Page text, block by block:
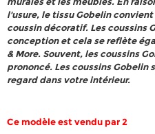
l'usure, le tissu Gobelin
coussin décoratif. Les coussins
conception et cela se reflète
& More. Souvent, les coussins
prononcé. Les coussins
regard dans votre intérieur.
Ce modèle est vendu par 2